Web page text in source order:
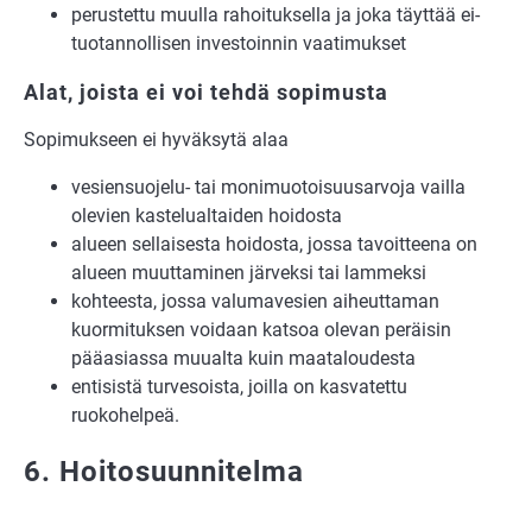
perustettu muulla rahoituksella ja joka täyttää ei-
tuotannollisen investoinnin vaatimukset
Alat, joista ei voi tehdä sopimusta
Sopimukseen ei hyväksytä alaa
vesiensuojelu- tai monimuotoisuusarvoja vailla
olevien kastelualtaiden hoidosta
alueen sellaisesta hoidosta, jossa tavoitteena on
alueen muuttaminen järveksi tai lammeksi
kohteesta, jossa valumavesien aiheuttaman
kuormituksen voidaan katsoa olevan peräisin
pääasiassa muualta kuin maataloudesta
entisistä turvesoista, joilla on kasvatettu
ruokohelpeä.
6. Hoitosuunnitelma